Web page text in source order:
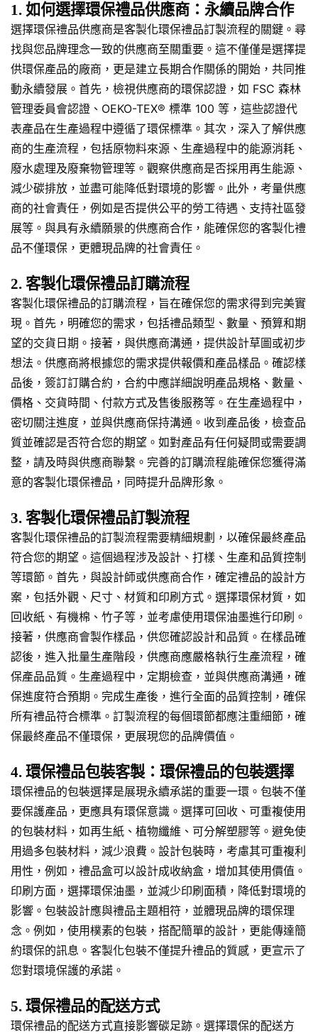
1. 如何選擇環保禮品供應商：永續品牌合作
選擇環保禮品供應商是客製化環保禮品訂製流程的關鍵。尋
找與您品牌理念一致的供應商至關重要。這不僅僅是選擇提
供環保產品的廠商，更是建立長期合作關係的開始，共同推
動永續發展。首先，檢視供應商的環保認證，如 FSC 森林
管理委員會認證、OEKO-TEX® 標準 100 等，這些認證代
表產品在生產過程中遵循了環保標準。其次，深入了解供應
商的生產流程，包括原物料來源、生產過程中的能源消耗、
廢水處理及廢棄物管理等。觀察供應商是否採用再生能源、
減少碳排放，並盡可能降低對環境的影響。此外，考量供應
商的社會責任，例如是否提供公平的勞工待遇、支持社區發
展等。與具有永續願景的供應商合作，能確保您的客製化禮
品不僅環保，更體現品牌的社會責任。
2. 客製化環保禮品訂購流程
客製化環保禮品的訂購流程，旨在確保您的需求得到完美實
現。首先，明確您的需求，包括禮品類型、數量、預算和期
望的交貨日期。接著，與供應商溝通，提供設計草圖或初步
想法。供應商將根據您的需求提供報價和產品樣品。確認樣
品後，簽訂訂購合約，合約中應詳細說明產品規格、數量、
價格、交貨時間、付款方式及售後服務等。在生產過程中，
密切關注進度，並與供應商保持溝通。收到產品後，檢查品
質並確認是否符合您的期望。如對產品有任何疑問或需要調
整，請及時與供應商聯繫。完善的訂購流程能確保您獲得滿
意的客製化環保禮品，同時提升品牌形象。
3. 客製化環保禮品訂製流程
客製化環保禮品的訂製流程需要精細規劃，以確保最終產品
符合您的期望。這個過程涉及設計、打樣、生產和品質控制
等環節。首先，與設計師或供應商合作，確定禮品的設計方
案，包括外觀、尺寸、材質和印刷方式。選擇環保材質，如
回收紙、有機棉、竹子等，並考慮使用環保油墨進行印刷。
接著，供應商會製作樣品，供您確認設計和品質。在樣品確
認後，進入批量生產階段，供應商應嚴格執行生產流程，確
保產品品質。生產過程中，定期檢查，並與供應商溝通，確
保進度符合預期。完成生產後，進行全面的品質控制，確保
所有禮品符合標準。訂製流程的每個環節都應注重細節，確
保最終產品不僅環保，更展現您的品牌價值。
4. 環保禮品包裝客製：環保禮品的包裝選擇
環保禮品的包裝選擇是展現永續承諾的重要一環。包裝不僅
要保護產品，更應具有環保意識。選擇可回收、可重複使用
的包裝材料，如再生紙、植物纖維、可分解塑膠等。避免使
用過多包裝材料，減少浪費。設計包裝時，考慮其可重複利
用性，例如，禮品盒可以設計成收納盒，增加其使用價值。
印刷方面，選擇環保油墨，並減少印刷面積，降低對環境的
影響。包裝設計應與禮品主題相符，並體現品牌的環保理
念。例如，使用樸素的包裝，搭配簡單的設計，更能傳達簡
約環保的訊息。客製化包裝不僅提升禮品的質感，更宣示了
您對環境保護的承諾。
5. 環保禮品的配送方式
環保禮品的配送方式直接影響碳足跡。選擇環保的配送方